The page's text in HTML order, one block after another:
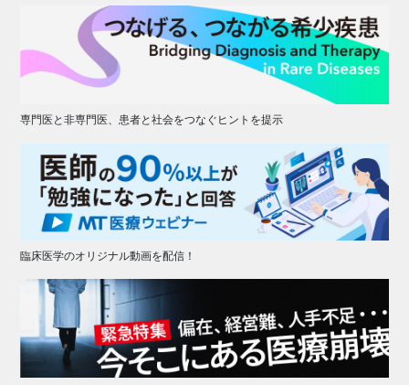
専門医と非専門医、患者と社会をつなぐヒントを提示
臨床医学のオリジナル動画を配信！